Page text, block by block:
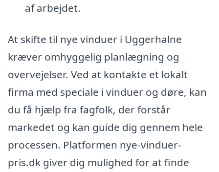
af arbejdet.
At skifte til nye vinduer i Uggerhalne
kræver omhyggelig planlægning og
overvejelser. Ved at kontakte et lokalt
firma med speciale i vinduer og døre, kan
du få hjælp fra fagfolk, der forstår
markedet og kan guide dig gennem hele
processen. Platformen nye-vinduer-
pris.dk giver dig mulighed for at finde